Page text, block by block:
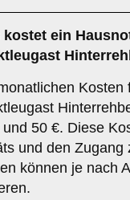
kostet ein
und 50 €. Diese
und den
können je nach